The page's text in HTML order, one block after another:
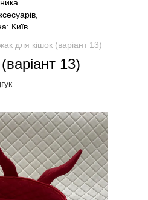
для кішок (варіант 13)
13)